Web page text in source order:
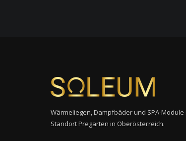
Wärmeliegen, Dampfbäder und SPA-
Standort Pregarten in Oberösterreich.